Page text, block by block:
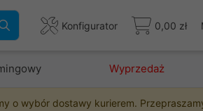
Konfigurator 0,00 zł
Wyprzedaż
o wybór dostawy kurierem.